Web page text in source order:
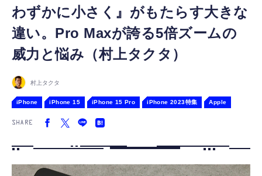
ガジェット
ゲーム
カルチャー
FOLLOW US
わずかに小さく』がもたらす大きな
違い。Pro Maxが誇る5倍ズームの
威力と悩み（村上タクタ）
村上タクタ
iPhone iPhone 15 iPhone 15 Pro iPhone 2023特集 Apple
SHARE